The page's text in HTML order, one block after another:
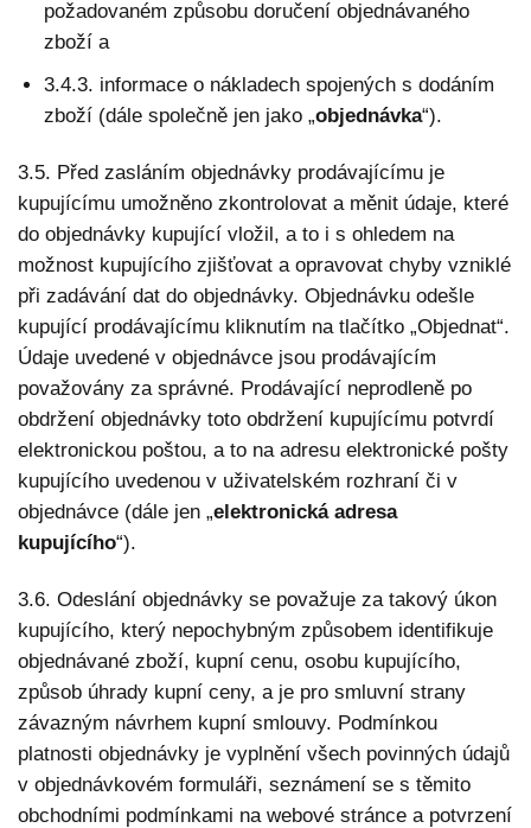
požadovaném způsobu doručení objednávaného
zboží a
3.4.3. informace o nákladech spojených s dodáním
zboží (dále společně jen jako „objednávka“).
3.5. Před zasláním objednávky prodávajícímu je
kupujícímu umožněno zkontrolovat a měnit údaje, které
do objednávky kupující vložil, a to i s ohledem na
možnost kupujícího zjišťovat a opravovat chyby vzniklé
při zadávání dat do objednávky. Objednávku odešle
kupující prodávajícímu kliknutím na tlačítko „Objednat“.
Údaje uvedené v objednávce jsou prodávajícím
považovány za správné. Prodávající neprodleně po
obdržení objednávky toto obdržení kupujícímu potvrdí
elektronickou poštou, a to na adresu elektronické pošty
kupujícího uvedenou v uživatelském rozhraní či v
objednávce (dále jen „elektronická adresa
kupujícího“).
3.6. Odeslání objednávky se považuje za takový úkon
kupujícího, který nepochybným způsobem identifikuje
objednávané zboží, kupní cenu, osobu kupujícího,
způsob úhrady kupní ceny, a je pro smluvní strany
závazným návrhem kupní smlouvy. Podmínkou
platnosti objednávky je vyplnění všech povinných údajů
v objednávkovém formuláři, seznámení se s těmito
obchodními podmínkami na webové stránce a potvrzení